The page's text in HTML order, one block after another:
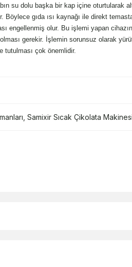
su dolu başka bir kap içine oturtularak
gıda ısı kaynağı ile direkt temasta
engellenmiş olur. Bu işlemi yapan cihazın
gerekir. İşlemin sorunsuz olarak
tutulması çok önemlidir.
Samixir Sıcak Çikolata Makinesi